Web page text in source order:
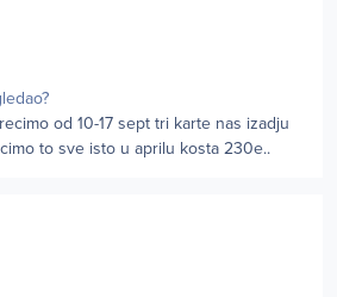
od 10-17 sept tri karte nas izadju
to sve isto u aprilu kosta 230e..